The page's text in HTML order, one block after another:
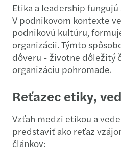
Etika a leadership
V podnikovom kontexte
podnikovú kultúru,
organizácii. Týmto
dôveru - životne dôležitý
organizáciu pohromade.
Reťazec etiky,
Vzťah medzi etikou a
predstaviť ako reťaz
článkov: